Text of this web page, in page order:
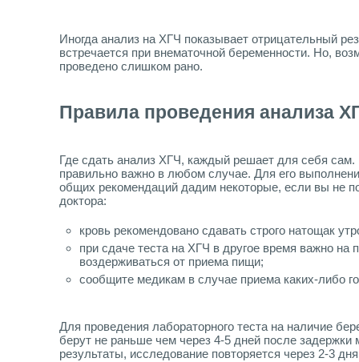
Иногда анализ на ХГЧ показывает отрицательный
встречается при внематочной беременности. Но,
проведено слишком рано.
Правила проведения анализа
Где сдать анализ ХГЧ, каждый решает для себя сам.
правильно важно в любом случае. Для его
общих рекомендаций дадим некоторые, если вы не
доктора:
кровь рекомендовано сдавать строго натощак
при сдаче теста на ХГЧ в другое время важно на
воздерживаться от приема пищи;
сообщите медикам в случае приема каких-либо
Для проведения лабораторного теста на наличие
берут не раньше чем через 4-5 дней после задержки
результаты, исследование повторяется через 2-3